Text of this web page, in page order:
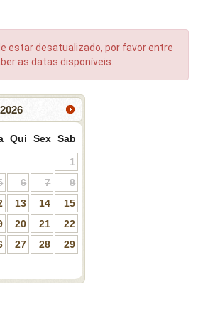
estar desatualizado, por favor entre
as datas disponíveis.
2026
Qui Sex Sab
1
6 7
8
13 14
15
20 21
22
27 28
29